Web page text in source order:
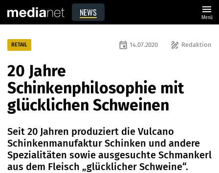
NEWS menu
Menü
RETAIL draw Redaktion
event 14.07.2020
20 Jahre
Schinkenphilosophie mit
glücklichen Schweinen
Seit 20 Jahren produziert die Vulcano
Schinkenmanufaktur Schinken und ande­re
Spezialitäten sowie ausgesuchte Schmankerl
aus dem Fleisch „glücklicher Schweine“.